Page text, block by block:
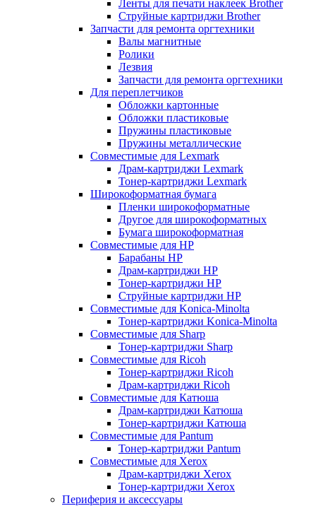
Ленты для печати наклеек Brother
Струйные картриджи Brother
Запчасти для ремонта оргтехники
Валы магнитные
Ролики
Лезвия
Запчасти для ремонта оргтехники
Для переплетчиков
Обложки картонные
Обложки пластиковые
Пружины пластиковые
Пружины металлические
Совместимые для Lexmark
Драм-картриджи Lexmark
Тонер-картриджи Lexmark
Широкоформатная бумага
Пленки широкоформатные
Другое для широкоформатных
Бумага широкоформатная
Совместимые для HP
Барабаны HP
Драм-картриджи HP
Тонер-картриджи HP
Струйные картриджи HP
Совместимые для Konica-Minolta
Тонер-картриджи Konica-Minolta
Совместимые для Sharp
Тонер-картриджи Sharp
Совместимые для Ricoh
Тонер-картриджи Ricoh
Драм-картриджи Ricoh
Совместимые для Катюша
Драм-картриджи Катюша
Тонер-картриджи Катюша
Совместимые для Pantum
Тонер-картриджи Pantum
Совместимые для Xerox
Драм-картриджи Xerox
Тонер-картриджи Xerox
Периферия и аксессуары